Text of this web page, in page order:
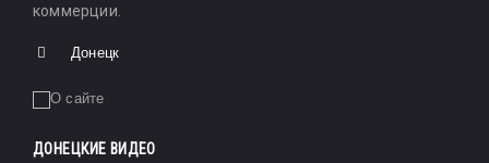
коммерции.
Донецк
ДОНЕЦКИЕ ВИДЕО